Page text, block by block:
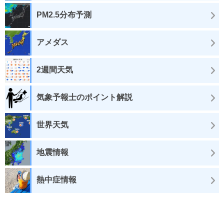
PM2.5分布予測
アメダス
2週間天気
気象予報士のポイント解説
世界天気
地震情報
熱中症情報